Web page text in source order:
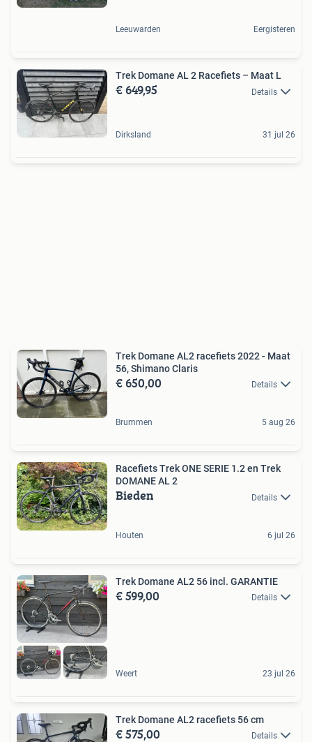
Leeuwarden Eergisteren
Trek Domane AL 2 Racefiets – Maat L
€ 649,95 Details
Dirksland 31 jul 26
Trek Domane AL2 racefiets 2022 - Maat
56, Shimano Claris
€ 650,00 Details
Brummen 5 aug 26
Racefiets Trek ONE SERIE 1.2 en Trek
DOMANE AL 2
Bieden Details
Houten 6 jul 26
Trek Domane AL2 56 incl. GARANTIE
€ 599,00 Details
Weert 23 jul 26
Trek Domane AL2 racefiets 56 cm
€ 575,00 Details